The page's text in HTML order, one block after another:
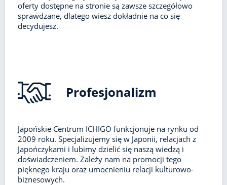
oferty dostępne na stronie są zawsze szczegółowo
sprawdzane, dlatego wiesz dokładnie na co się
decydujesz.
Profesjonalizm
Japońskie Centrum ICHIGO funkcjonuje na rynku od
2009 roku. Specjalizujemy się w Japonii, relacjach z
Japończykami i lubimy dzielić się naszą wiedzą i
doświadczeniem. Zależy nam na promocji tego
pięknego kraju oraz umocnieniu relacji kulturowo-
biznesowych.